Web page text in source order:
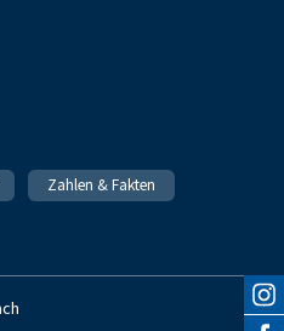
Zahlen & Fakten